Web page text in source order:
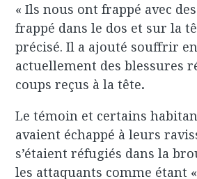
« Ils nous ont frappé avec des
frappé dans le dos et sur la
précisé. Il a ajouté souffrir
actuellement des blessures
coups reçus à la tête.
Le témoin et certains
avaient échappé à leurs
s’étaient réfugiés dans la
les attaquants comme étant